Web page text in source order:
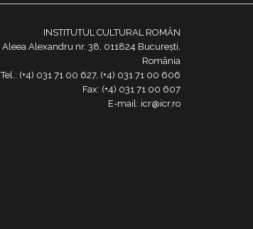
INSTITUTUL CULTURAL ROMÂN
Aleea Alexandru nr. 38, 011824 București,
România
Tel.: (+4) 031 71 00 627, (+4) 031 71 00 606
Fax: (+4) 031 71 00 607
E-mail: icr@icr.ro